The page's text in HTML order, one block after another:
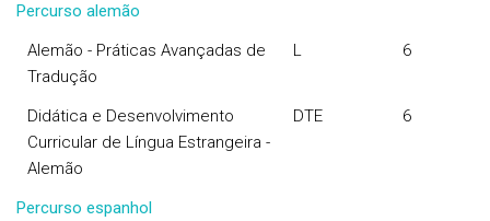
Percurso alemão
Alemão - Práticas Avançadas de
Tradução
L 6
Didática e Desenvolvimento
Curricular de Língua Estrangeira -
Alemão
DTE 6
Percurso espanhol